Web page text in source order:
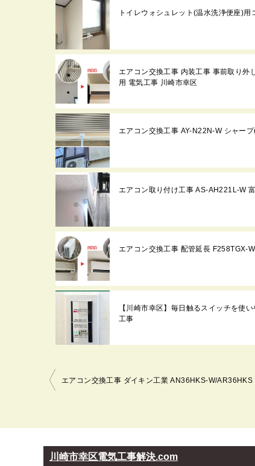
トイレウォシュレット(温水洗浄便座)
エアコン交換工事 内装工事 事前取り
用 電気工事 川崎市幸区
エアコン交換工事 AY-N22N-W シャー
エアコン取り付け工事 AS-AH221L-W
エアコン交換工事 配管延長 F258TGX-
【川崎市幸区】毎日触るスイッチを使
工事
投
稿
ビ
ー
川崎市幸区電気工事解決.com